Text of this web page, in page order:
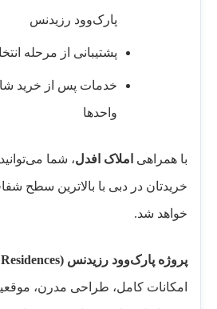
پارک‌وود رزیدنس
پشتیبانی از مرحله
خدمات پس از خرید
واحدها
با همراهی املاک افدل، شما
خریدتان در دبی با بالاترین سطح
خواهد شد.
پروژه پارک‌وود رزیدنس(Parkwood Residences)
امکانات کامل، طراحی مدرن،